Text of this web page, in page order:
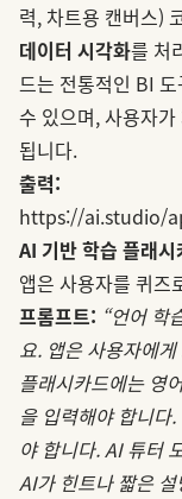
력, 차트용 캔버스)
데이터 시각화를 처
드는 전통적인 BI
수 있으며, 사용자
됩니다.
출력:
https://ai.studio/
AI 기반 학습 플래시
앱은 사용자를 퀴즈
프롬프트: “언어 학
요. 앱은 사용자에
플래시카드에는 영
을 입력해야 합니다
야 합니다. AI 튜터
AI가 힌트나 짧은